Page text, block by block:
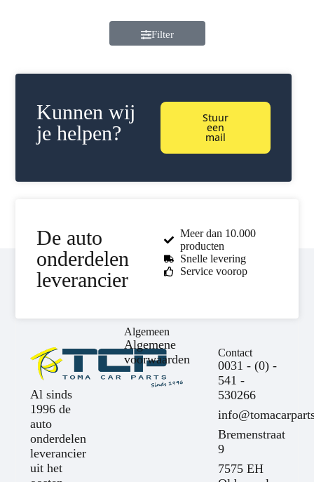
Filter
Kunnen wij
je helpen?
Stuur
een
mail
De auto
onderdelen
leverancier
Meer dan 10.000
producten
Snelle levering
Service voorop
Al sinds
1996 de
auto
onderdelen
leverancier
uit het
Algemeen
Algemene
voorwaarden
Contact
0031 - (0) -
541 -
530266
Bremenstraat
9
7575 EH